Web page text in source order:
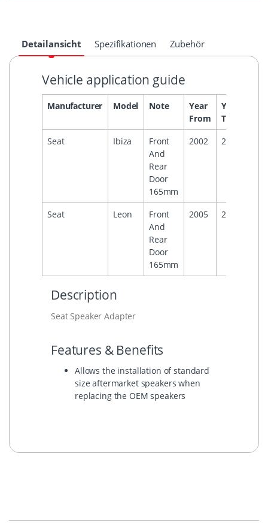
Detailansicht Spezifikationen Zubehör
Vehicle application guide
Manufacturer Model Note
Year
From
Year
To
Seat Ibiza
Front
And
Rear
Door
165mm
2002 2008
Seat Leon
Front
And
Rear
Door
165mm
2005 2012
Description
Seat Speaker Adapter
Features & Benefits
Allows the installation of standard
size aftermarket speakers when
replacing the OEM speakers